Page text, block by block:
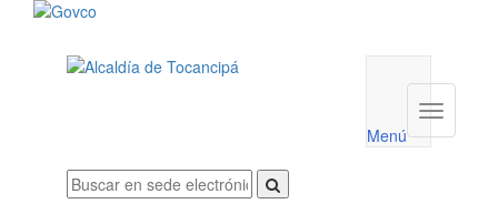
utilidades
Menú
Menú